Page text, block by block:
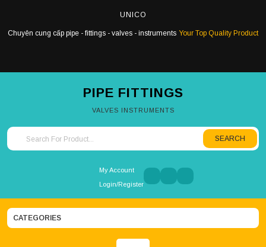
content
UNICO
Chuyên cung cấp pipe - fittings - valves - instruments Your Top Quality Product
PIPE FITTINGS
VALVES INSTRUMENTS
SEARCH
My Account
Login/Register
CATEGORIES